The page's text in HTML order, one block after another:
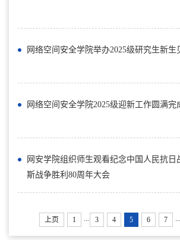
网络空间安全学院举办2025级研究生新生
网络空间安全学院2025级迎新工作圆满完
网安学院组织师生观看纪念中国人民抗日
斯战争胜利80周年大会
上页 1 ... 3 4 5 6 7 ...